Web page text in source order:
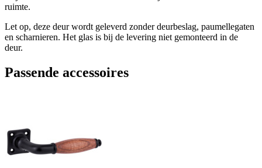
ruimte.
Let op, deze deur wordt geleverd zonder deurbeslag, paumellegaten
en scharnieren. Het glas is bij de levering niet gemonteerd in de
deur.
Passende accessoires